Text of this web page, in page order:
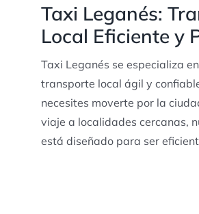
Taxi Leganés:
Local Eficiente y
Taxi Leganés se especializa
transporte local ágil y
necesites moverte por la
viaje a localidades cercanas,
está diseñado para ser